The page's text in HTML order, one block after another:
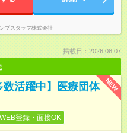
プスタッフ株式会社
掲載日：2026.08.07
NEW
活躍中】医療団体
WEB登録・面接OK